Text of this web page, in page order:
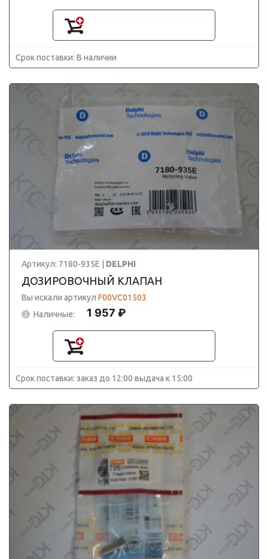
Срок поставки: В наличии
Артикул: 7180-935E | DELPHI
ДОЗИРОВОЧНЫЙ КЛАПАН
Вы искали артикул F00VC01503
Наличные:
1 957 ₽
Срок поставки: заказ до 12:00 выдача к 15:00